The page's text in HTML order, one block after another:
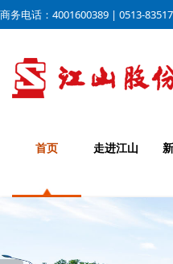
商务电话：4001600389 | 0513-
首页 走进江山